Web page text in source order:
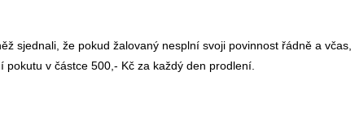
sjednali, že pokud žalovaný nesplní svoji povinnost řádně a včas,
v částce 500,- Kč za každý den prodlení.